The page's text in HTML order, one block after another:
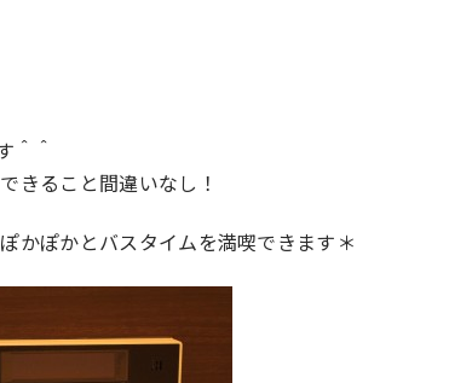
＾＾
きること間違いなし！
かぽかとバスタイムを満喫できます＊